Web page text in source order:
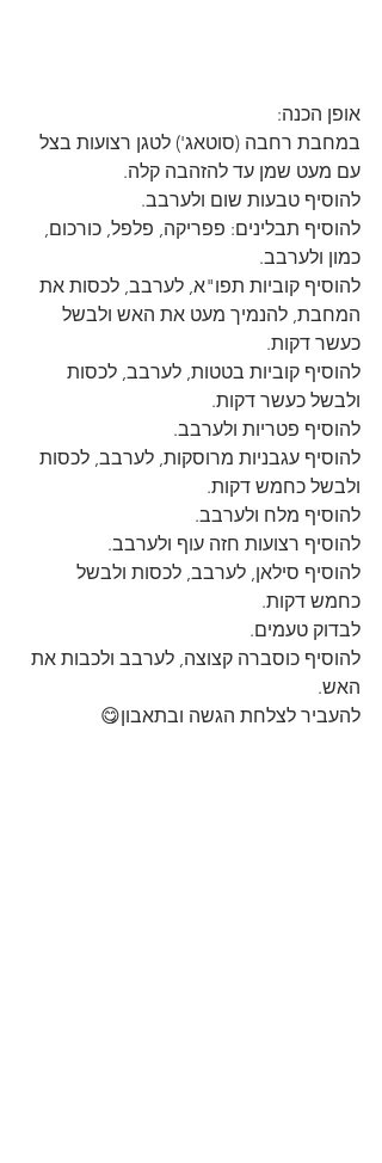
אופן הכנה:
במחבת רחבה (סוטאג') לטגן רצועות בצל
עם מעט שמן עד להזהבה קלה.
להוסיף טבעות שום ולערבב.
להוסיף תבלינים: פפריקה, פלפל, כורכום,
כמון ולערבב.
להוסיף קוביות תפו"א, לערבב, לכסות את
המחבת, להנמיך מעט את האש ולבשל
כעשר דקות.
להוסיף קוביות בטטות, לערבב, לכסות
ולבשל כעשר דקות.
להוסיף פטריות ולערבב.
להוסיף עגבניות מרוסקות, לערבב, לכסות
ולבשל כחמש דקות.
להוסיף מלח ולערבב.
להוסיף רצועות חזה עוף ולערבב.
להוסיף סילאן, לערבב, לכסות ולבשל
כחמש דקות.
לבדוק טעמים.
להוסיף כוסברה קצוצה, לערבב ולכבות את
האש.
להעביר לצלחת הגשה ובתאבון😋